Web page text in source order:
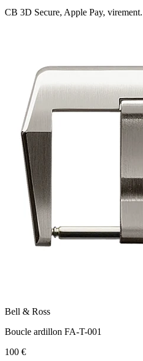
CB 3D Secure, Apple Pay, virement.
Bell & Ross
Boucle ardillon FA-T-001
100 €